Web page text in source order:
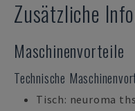
Zusätzliche
Maschinenvorteile
Technische
Tisch: neuroma